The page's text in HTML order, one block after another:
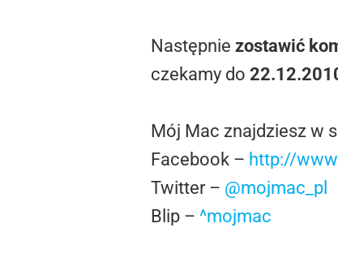
Następnie zostawić
czekamy do
Mój Mac znajdziesz w
Facebook – http://
Twitter – @mojmac_pl
Blip – ^mojmac